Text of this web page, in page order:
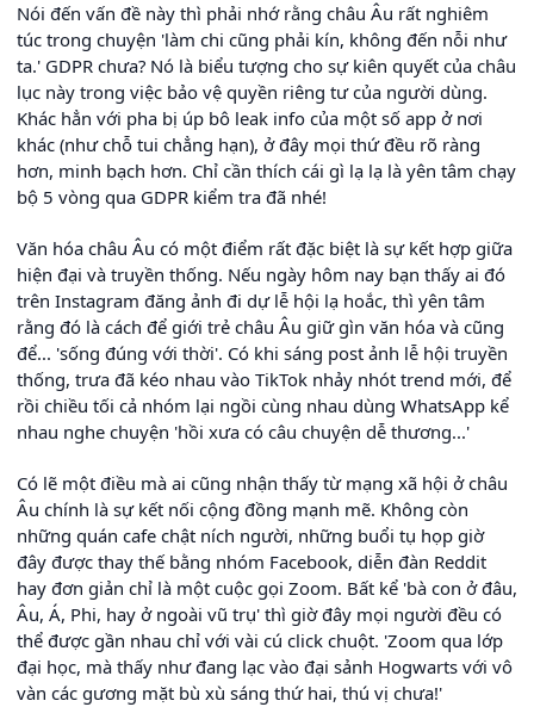
Nói đến vấn đề này thì phải nhớ rằng châu Âu rất nghiêm
túc trong chuyện 'làm chi cũng phải kín, không đến nỗi như
ta.' GDPR chưa? Nó là biểu tượng cho sự kiên quyết của châu
lục này trong việc bảo vệ quyền riêng tư của người dùng.
Khác hẳn với pha bị úp bô leak info của một số app ở nơi
khác (như chỗ tui chẳng hạn), ở đây mọi thứ đều rõ ràng
hơn, minh bạch hơn. Chỉ cần thích cái gì lạ lạ là yên tâm chạy
bộ 5 vòng qua GDPR kiểm tra đã nhé!
Văn hóa châu Âu có một điểm rất đặc biệt là sự kết hợp giữa
hiện đại và truyền thống. Nếu ngày hôm nay bạn thấy ai đó
trên Instagram đăng ảnh đi dự lễ hội lạ hoắc, thì yên tâm
rằng đó là cách để giới trẻ châu Âu giữ gìn văn hóa và cũng
để... 'sống đúng với thời'. Có khi sáng post ảnh lễ hội truyền
thống, trưa đã kéo nhau vào TikTok nhảy nhót trend mới, để
rồi chiều tối cả nhóm lại ngồi cùng nhau dùng WhatsApp kể
nhau nghe chuyện 'hồi xưa có câu chuyện dễ thương...'
Có lẽ một điều mà ai cũng nhận thấy từ mạng xã hội ở châu
Âu chính là sự kết nối cộng đồng mạnh mẽ. Không còn
những quán cafe chật ních người, những buổi tụ họp giờ
đây được thay thế bằng nhóm Facebook, diễn đàn Reddit
hay đơn giản chỉ là một cuộc gọi Zoom. Bất kể 'bà con ở đâu,
Âu, Á, Phi, hay ở ngoài vũ trụ' thì giờ đây mọi người đều có
thể được gần nhau chỉ với vài cú click chuột. 'Zoom qua lớp
đại học, mà thấy như đang lạc vào đại sảnh Hogwarts với vô
vàn các gương mặt bù xù sáng thứ hai, thú vị chưa!'